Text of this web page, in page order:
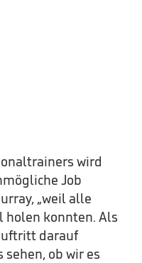
wird
Job
„weil alle
holen konnten. Als
darauf
sehen, ob wir es